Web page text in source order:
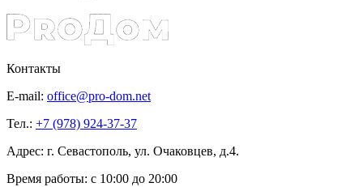
Контакты
E-mail: office@pro-dom.net
Тел.: +7 (978) 924-37-37
Адрес: г. Севастополь, ул. Очаковцев, д.4.
Время работы: с 10:00 до 20:00